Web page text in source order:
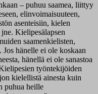
– puhuu saamea, liittyy
elinvoimaisuuteen,
asenteisiin, kielen
Kielipesälapsen
saamenkielisten,
Jos hänelle ei ole koskaan
hänellä ei ole sanastoa
työntekijöiden
kielellistä ainesta kuin
puhua heille